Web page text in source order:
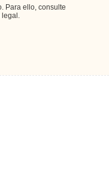
Para ello, consulte
legal.